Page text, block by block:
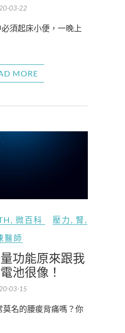
03-22
須起床小便，一晚上
MORE
, 微百科 壓力 , 腎 ,
醫師
功能原來跟我
池很像！
03-15
莫名的腰痠背痛嗎？你